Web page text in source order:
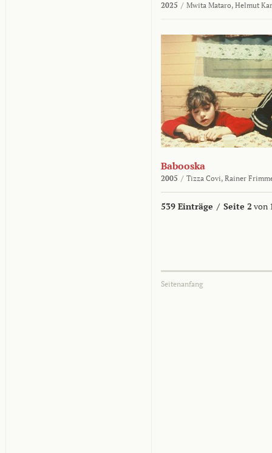
2025 / Mwita Mataro, Helmut
Babooska
2005 / Tizza Covi, Rainer
539 Einträge / Seite 2 von
Seitenanfang